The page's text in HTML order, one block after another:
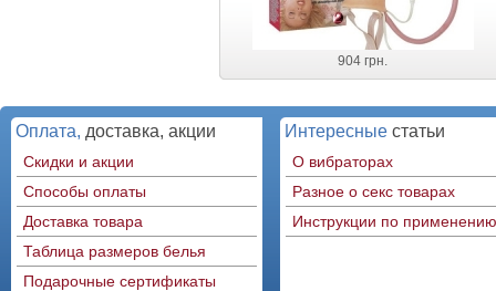
904 грн.
Оплата, доставка, акции
Скидки и акции
Способы оплаты
Доставка товара
Таблица размеров белья
Подарочные сертификаты
Интересные статьи
О вибраторах
Разное о секс товарах
Инструкции по применению